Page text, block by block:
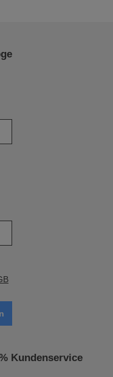
Kundenservice